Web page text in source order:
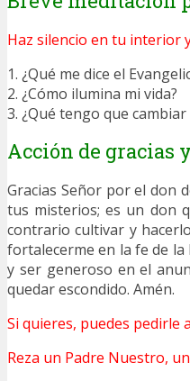
Haz silencio en tu interior
1. ¿Qué me dice el
2. ¿Cómo ilumina mi vida?
3. ¿Qué tengo que
Acción de gracias
Gracias Señor por el don
tus misterios; es un don
contrario cultivar y
fortalecerme en la fe de
y ser generoso en el
quedar escondido. Amén.
Si quieres, puedes pedirle
Reza un Padre Nuestro,